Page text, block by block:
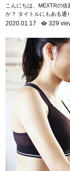
いケガ」
こんにちは、MEXTRの
か？ タイトルにもある通り、それが
ツ現場だけでなく日常生活
2020.01.17 329